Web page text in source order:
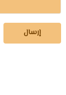
إرسال